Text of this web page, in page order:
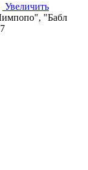
Увеличить
"Бабл